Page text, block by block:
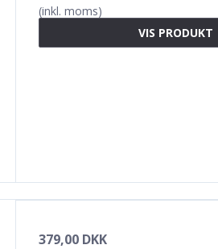
(inkl. moms)
VIS PRODUKT
379,00 DKK